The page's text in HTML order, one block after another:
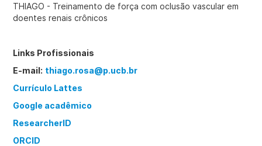
THIAGO - Treinamento de força com oclusão vascular em
doentes renais crônicos
Links Profissionais
E-mail: thiago.rosa@p.ucb.br
Currículo Lattes
Google acadêmico
ResearcherID
ORCID